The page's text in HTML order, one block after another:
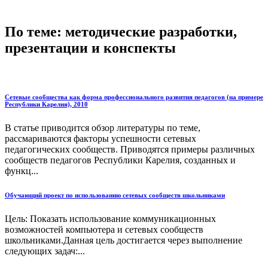
По теме: методические разработки,
презентации и конспекты
Сетевые сообщества как форма профессионального развития педагогов (на примере
Республики Карелия), 2010
В статье приводится обзор литературы по теме,
рассмариваются факторы успешности сетевых
педагогических сообществ. Приводятся примеры различных
сообществ педагогов Республики Карелия, созданных и
функц...
Обучающий проект по использованию сетевых сообществ школьниками
Цель: Показать использование коммуникационных
возможностей компьютера и сетевых сообществ
школьниками.Данная цель достигается через выполнение
следующих задач:...